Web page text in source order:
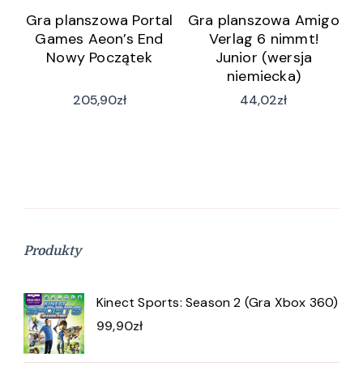
Gra planszowa Portal
Games Aeon’s End
Nowy Początek
205,90zł
Gra planszowa Amigo
Verlag 6 nimmt!
Junior (wersja
niemiecka)
44,02zł
Produkty
Kinect Sports: Season 2 (Gra Xbox 360)
99,90zł